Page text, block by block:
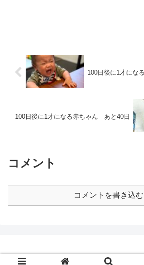
100日後に1才にな
100日後に1才になる赤ちゃん あと40日
コメント
コメントを書き込む